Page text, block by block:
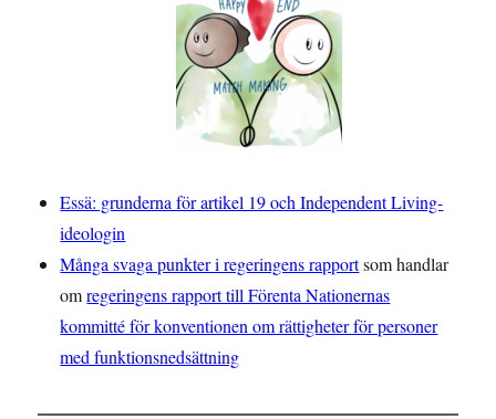
Essä: grunderna för artikel 19 och Independent Living-
ideologin
Många svaga punkter i regeringens rapportsom handlar
omregeringens rapport till Förenta Nationernas
kommitté för konventionen om rättigheter för personer
med funktionsnedsättning